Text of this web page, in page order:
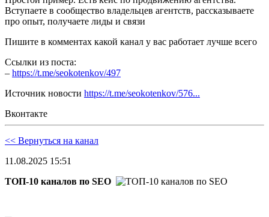
Вступаете в сообщество владельцев агентств, рассказываете
про опыт, получаете лиды и связи
Пишите в комментах какой канал у вас работает лучше всего
Ссылки из поста:
– https://t.me/seokotenkov/497
Источник новости https://t.me/seokotenkov/576...
Вконтакте
<< Вернуться на канал
11.08.2025 15:51
ТОП-10 каналов по SEO